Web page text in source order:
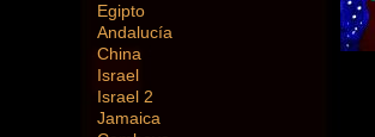
Egipto
Andalucía
China
Israel
Israel 2
Jamaica